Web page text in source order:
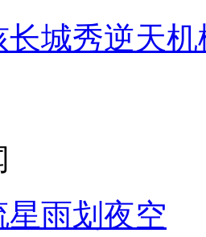
长城秀逆天机
星雨划夜空